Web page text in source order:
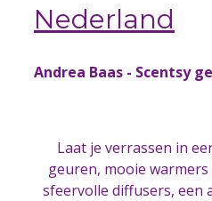
Nederland
Andrea Baas - Scentsy
Laat je verrassen in
geuren, mooie warmers
sfeervolle diffusers, een